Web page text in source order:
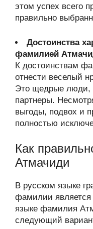
этом успех всего
правильно
Достоинства
фамилией
К достоинствам
отнести веселый
Это щедрые люди,
партнеры.
выгоды, подвох и
полностью
Как
Атмачиди
В русском языке
фамилии
языке фамилия
следующий